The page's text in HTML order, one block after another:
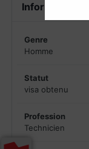
Informations
Genre
Homme
Statut
visa obtenu
Profession
Technicien